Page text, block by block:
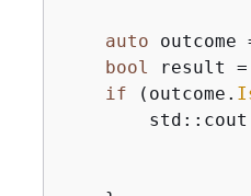
auto outcome
bool result =
if (outcome.